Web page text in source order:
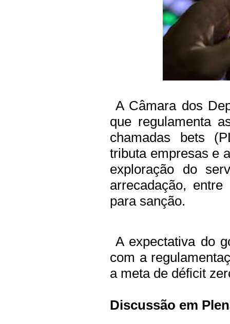
A Câmara dos
que regulamenta
chamadas bets
tributa empresas e
exploração do
arrecadação,
para sanção.
A expectativa do
com a
a meta de déficit
Discussão em